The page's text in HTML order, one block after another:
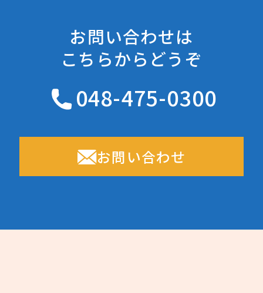
お問い合わせは
こちらからどうぞ
048-475-0300
お問い合わせ